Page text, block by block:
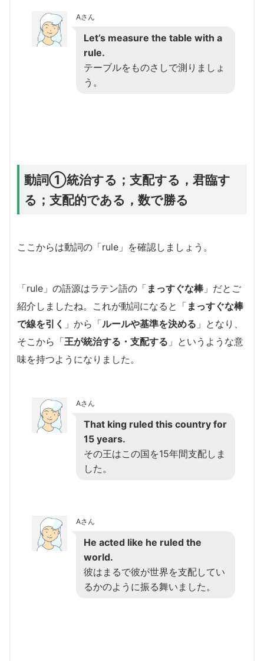
Aさん
Let’s measure the table with a
rule.
テーブルをものさしで測りましょ
う。
動詞①統治する；支配する，君臨す
る；支配的である，数で勝る
ここからは動詞の「rule」を確認しましょう。
「rule」の語源はラテン語の「 まっすぐな棒 」だとご
紹介しましたね。これが動詞になると「 まっすぐな棒
で線を引く 」から「ルールや基準を決める 」となり、
そこから「王が統治する・支配する 」というような意
味を持つようになりました。
Aさん
That king ruled this country for
15 years.
その王はこの国を15年間支配しま
した。
Aさん
He acted like he ruled the
world.
彼はまるで彼が世界を支配してい
るかのように振る舞いました。